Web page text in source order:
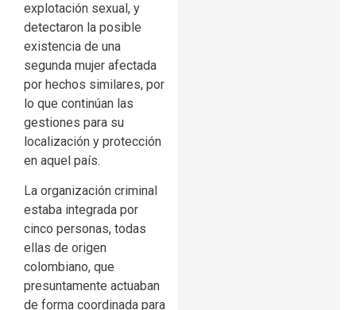
explotación sexual, y
detectaron la posible
existencia de una
segunda mujer afectada
por hechos similares, por
lo que continúan las
gestiones para su
localización y protección
en aquel país.
La organización criminal
estaba integrada por
cinco personas, todas
ellas de origen
colombiano, que
presuntamente actuaban
de forma coordinada para